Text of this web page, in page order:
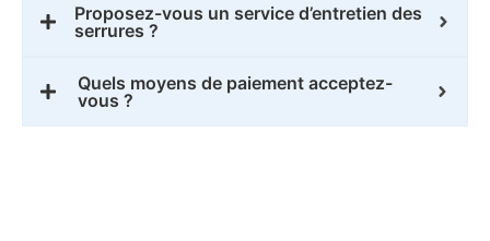
Proposez-vous un service d’entretien des
serrures ?
Quels moyens de paiement acceptez-
vous ?